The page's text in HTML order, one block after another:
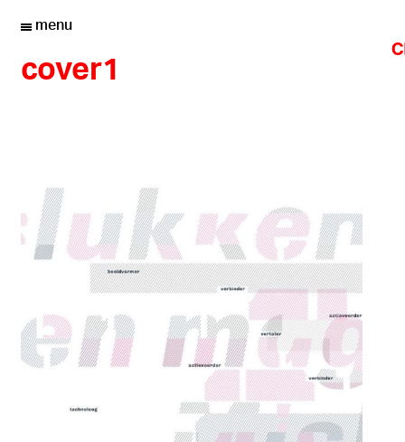
menu
cover1